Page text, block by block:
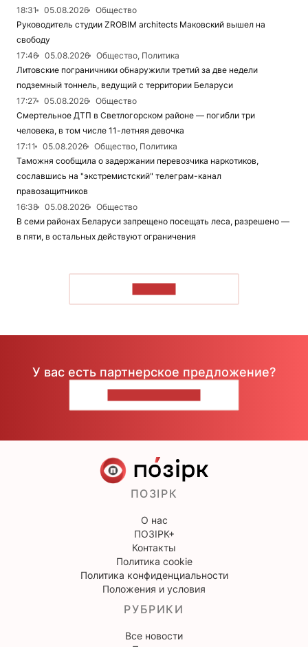
18:31
05.08.2026
Общество
Руководитель студии ZROBIM architects Маковский вышел на
свободу
17:46
05.08.2026
Общество, Политика
Литовские пограничники обнаружили третий за две недели
подземный тоннель, ведущий с территории Беларуси
17:27
05.08.2026
Общество
Смертельное ДТП в Светлогорском районе — погибли три
человека, в том числе 11-летняя девочка
17:11
05.08.2026
Общество, Политика
Таможня сообщила о задержании перевозчика наркотиков,
сославшись на "экстремистский" телеграм-канал
правозащитников
16:38
05.08.2026
Общество
В семи районах Беларуси запрещено посещать леса, разрешено —
в пяти, в остальных действуют ограничения
У вас есть партнерское предложение?
ПОЗІРК
О нас
ПОЗІРК+
Контакты
Политика cookie
Политика конфиденциальности
Положения и условия
РУБРИКИ
Все новости